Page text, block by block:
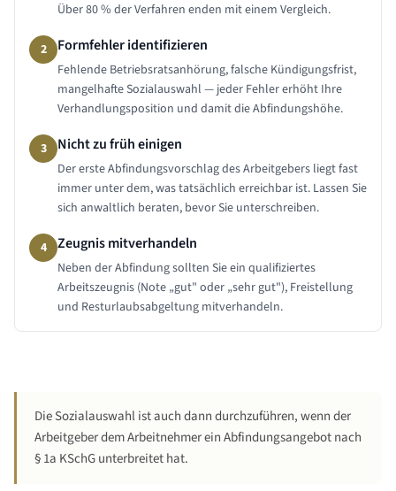
Über 80 % der Verfahren enden mit einem Vergleich.
2 Formfehler identifizieren
Fehlende Betriebsratsanhörung, falsche Kündigungsfrist,
mangelhafte Sozialauswahl — jeder Fehler erhöht Ihre
Verhandlungsposition und damit die Abfindungshöhe.
3 Nicht zu früh einigen
Der erste Abfindungsvorschlag des Arbeitgebers liegt fast
immer unter dem, was tatsächlich erreichbar ist. Lassen Sie
sich anwaltlich beraten, bevor Sie unterschreiben.
4 Zeugnis mitverhandeln
Neben der Abfindung sollten Sie ein qualifiziertes
Arbeitszeugnis (Note „gut" oder „sehr gut"), Freistellung
und Resturlaubsabgeltung mitverhandeln.
Die Sozialauswahl ist auch dann durchzuführen, wenn der
Arbeitgeber dem Arbeitnehmer ein Abfindungsangebot nach
§ 1a KSchG unterbreitet hat.